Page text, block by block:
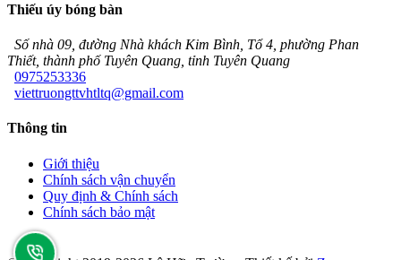
Thiếu úy bóng bàn
Số nhà 09, đường Nhà khách Kim Bình, Tổ 4, phường Phan
Thiết, thành phố Tuyên Quang, tỉnh Tuyên Quang
0975253336
viettruongttvhtltq@gmail.com
Thông tin
Giới thiệu
Chính sách vận chuyển
Quy định & Chính sách
Chính sách bảo mật